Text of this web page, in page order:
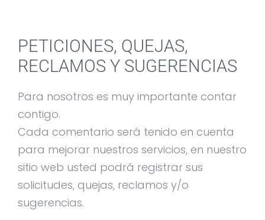
PETICIONES, QUEJAS,
RECLAMOS Y SUGERENCIAS
Para nosotros es muy importante contar
contigo.
Cada comentario será tenido en cuenta
para mejorar nuestros servicios, en nuestro
sitio web usted podrá registrar sus
solicitudes, quejas, reclamos y/o
sugerencias.